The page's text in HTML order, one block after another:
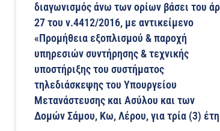
διαγωνισμός άνω των ορίων βάσει του
27 του ν.4412/2016, με αντικείμενο
«Προμήθεια εξοπλισμού & παροχή
υπηρεσιών συντήρησης & τεχνικής
υποστήριξης του συστήματος
τηλεδιάσκεψης του Υπουργείου
Μετανάστευσης και Ασύλου και των
Δομών Σάμου, Κω, Λέρου, για τρία (3)